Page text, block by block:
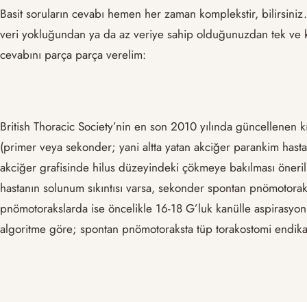
Basit soruların cevabı hemen her zaman komplekstir,
veri yokluğundan ya da az veriye sahip olduğunuzdan tek
cevabını parça parça verelim:
British Thoracic Society’nin en son 2010 yılında güncellenen
(primer veya sekonder; yani altta yatan akciğer parankim
akciğer grafisinde hilus düzeyindeki çökmeye bakılması
hastanın solunum sıkıntısı varsa, sekonder spontan
pnömotorakslarda ise öncelikle 16-18 G’luk kanülle aspirasyon
algoritme göre; spontan pnömotoraksta tüp torakostomi